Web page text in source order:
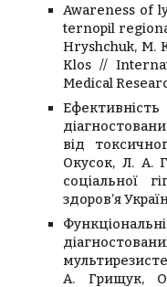
Awareness of
ternopil
Hryshchuk, M.
Klos //
Medical
від
Окусок, Л. А.
соціальної
здоров’я
А. Грищук,